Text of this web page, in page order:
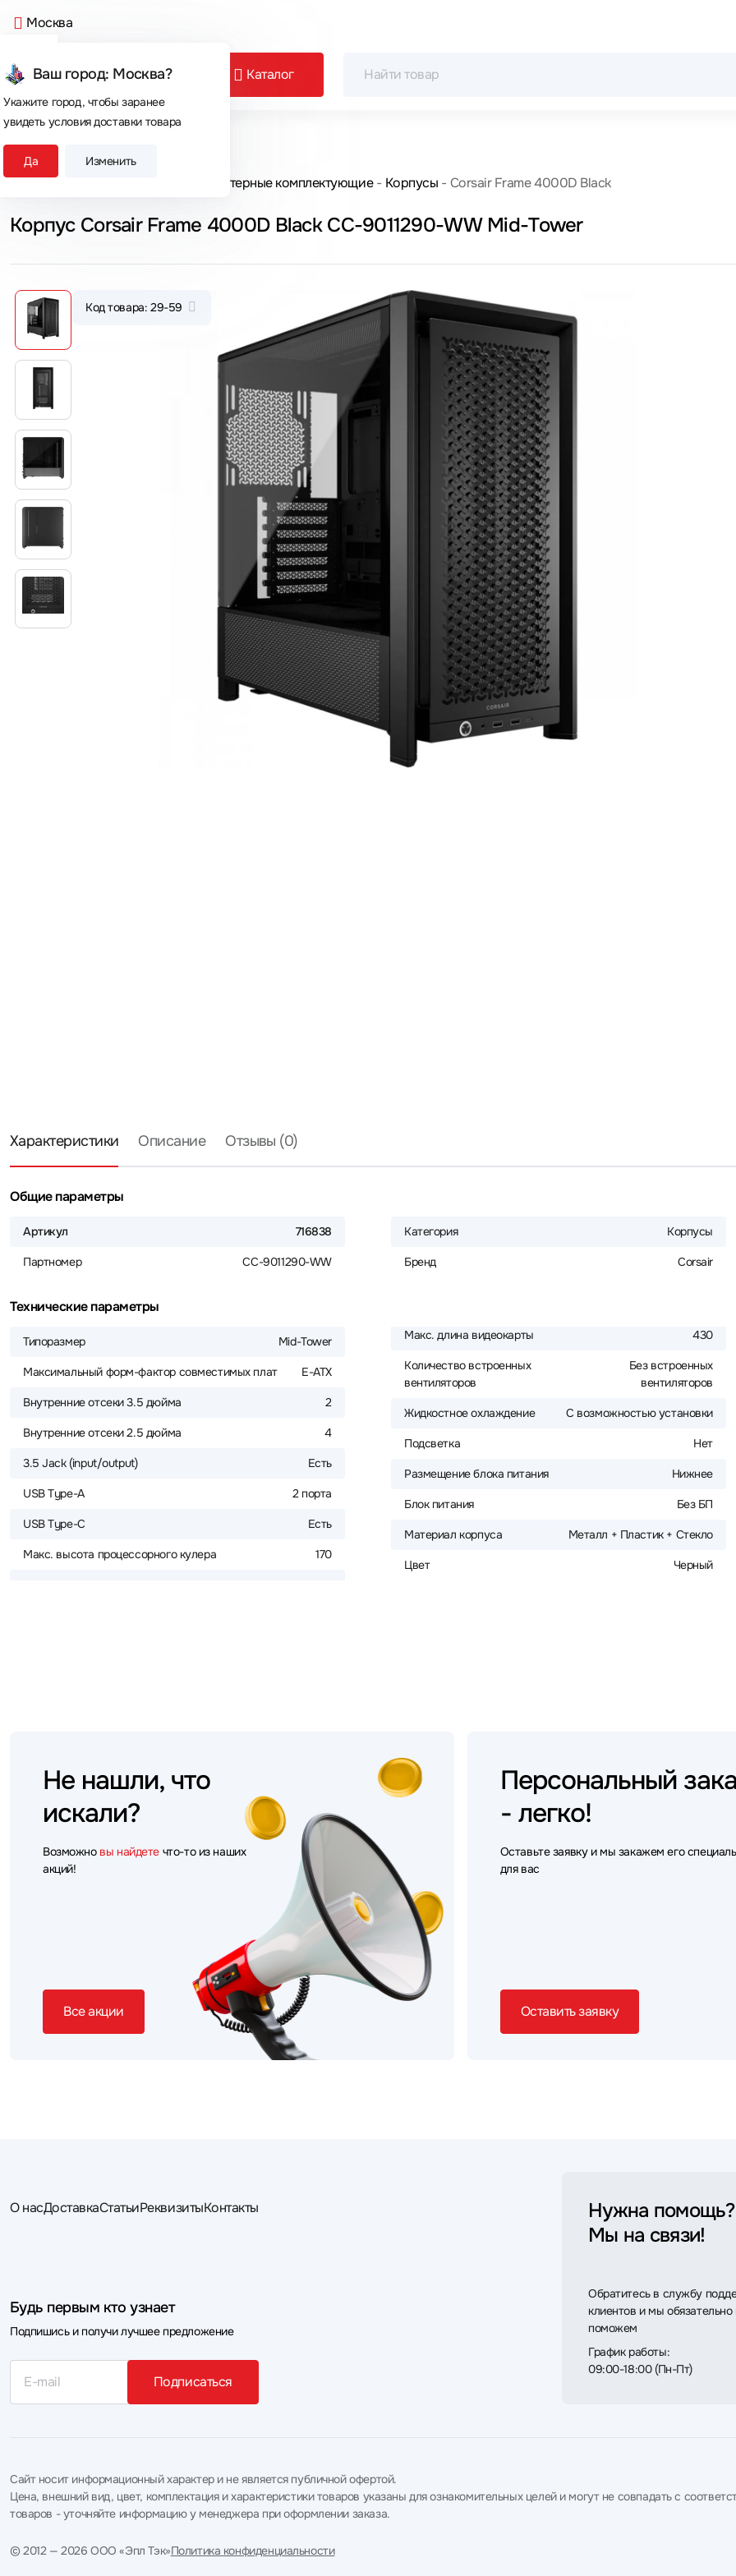
Москва
Ваш город: Москва?
Укажите город, чтобы заранее
увидеть условия доставки товара
Да Изменить
Каталог
Сегодня покупают
Главная Компьютерные комплектующие Корпусы Corsair Frame 4000D Black
Корпус Corsair Frame 4000D Black CC-9011290-WW Mid-Tower
Код товара: 29-59
Характеристики Описание Отзывы (0)
Общие параметры
Артикул 716838
Партномер CC-9011290-WW
Категория Корпусы
Бренд Corsair
Технические параметры
Типоразмер Mid-Tower
Максимальный форм-фактор совместимых плат E-ATX
Внутренние отсеки 3.5 дюйма 2
Внутренние отсеки 2.5 дюйма 4
3.5 Jack (input/output) Есть
USB Type-A 2 порта
USB Type-C Есть
Макс. высота процессорного кулера 170
Макс. длина видеокарты 430
Количество встроенных
вентиляторов
Без встроенных
вентиляторов
Жидкостное охлаждение С возможностью установки
Подсветка Нет
Размещение блока питания Нижнее
Блок питания Без БП
Материал корпуса Металл + Пластик + Стекло
Цвет Черный
Не нашли, что
искали?
Возможно вы найдете что-то из наших
акций!
Все акции
Персональный
- легко!
Оставьте заявку и мы закажем его
для вас
Оставить заявку
О насДоставкаСтатьиРеквизитыКонтакты
Будь первым кто узнает
Подпишись и получи лучшее предложение
Подписаться
Нужна помощь?
Мы на связи!
Обратитесь в службу
клиентов и мы
поможем
График работы:
09:00-18:00 (Пн-Пт)
Сайт носит информационный характер и не является публичной офертой.
Цена, внешний вид, цвет, комплектация и характеристики товаров указаны для ознакомительных целей и могут не совпадать с
товаров - уточняйте информацию у менеджера при оформлении заказа.
© 2012 — 2026 ООО «Эпл Тэк»Политика конфиденциальности